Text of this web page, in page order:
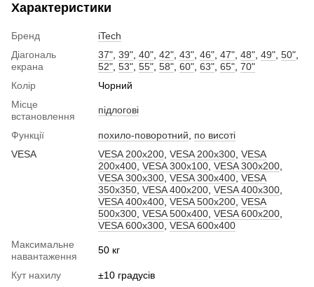
Характеристики
Бренд
iTech
Діагональ
екрана
37" 39" 40" 42" 43" 46" 47" 48" 49" 50"
52" 53" 55" 58" 60" 63" 65" 70"
Колір
Чорний
Місце
встановлення
підлогові
Функції похило-поворотний
по висоті
VESA
VESA 200x200 VESA 200x300 VESA
200x400 VESA 300x100 VESA 300x200
VESA 300x300 VESA 300x400 VESA
350x350 VESA 400x200 VESA 400x300
VESA 400x400 VESA 500x200 VESA
500x300 VESA 500x400 VESA 600x200
VESA 600x300 VESA 600x400
Максимальне
навантаження
50 кг
Кут нахилу
±10 градусів